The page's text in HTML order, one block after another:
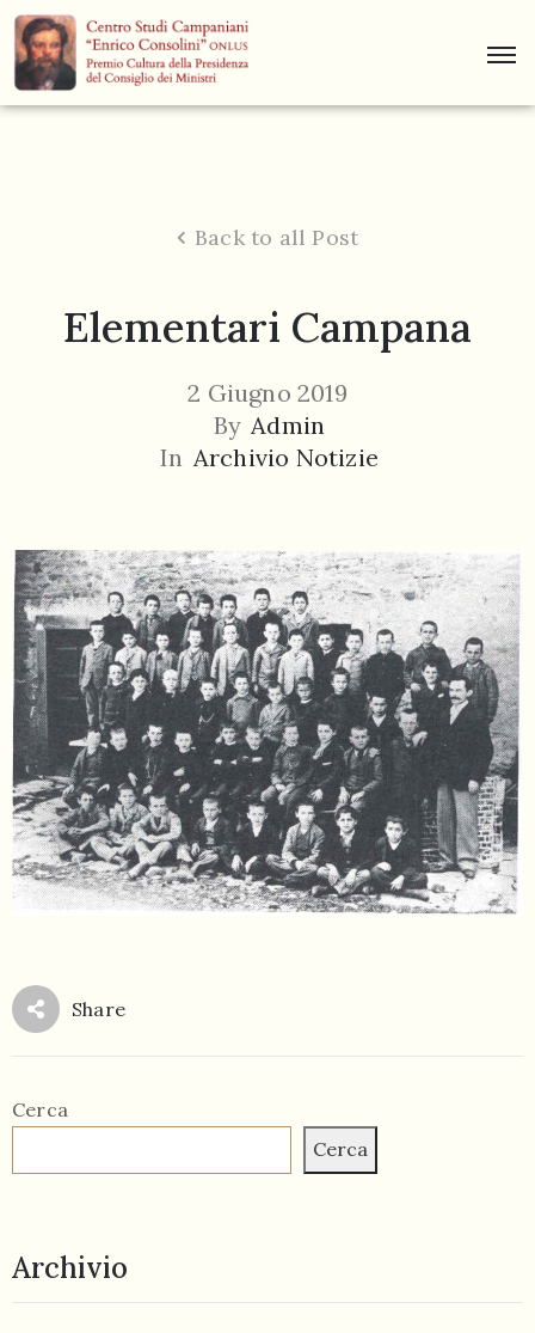
Centro
055
804
5943
centrocampana@tiscali.it
Back to all Post
Elementari Campana
2 Giugno 2019
By Admin
In Archivio Notizie
Share
Cerca
Cerca
Archivio